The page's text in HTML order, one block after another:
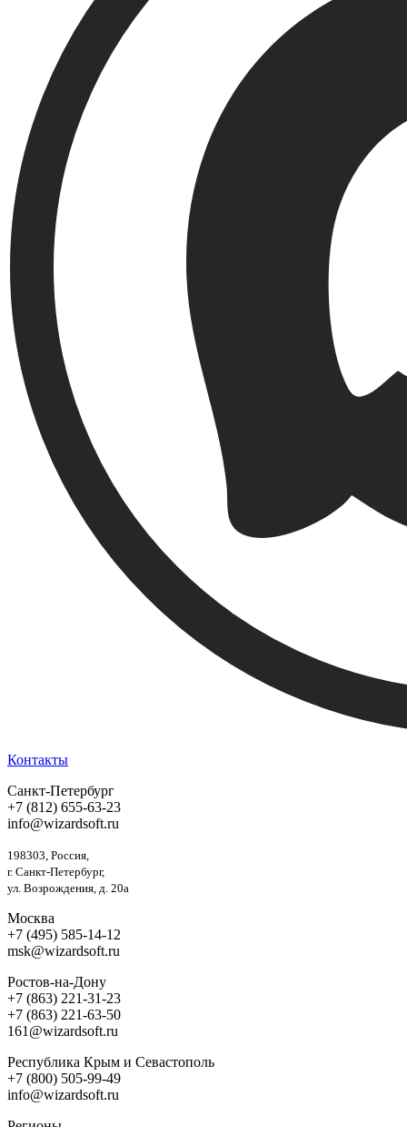
Контакты
Санкт-Петербург
+7 (812) 655-63-23
info@wizardsoft.ru
198303, Россия,
г. Санкт-Петербург,
ул. Возрождения, д. 20а
Москва
+7 (495) 585-14-12
msk@wizardsoft.ru
Ростов-на-Дону
+7 (863) 221-31-23
+7 (863) 221-63-50
161@wizardsoft.ru
Республика Крым и Севастополь
+7 (800) 505-99-49
info@wizardsoft.ru